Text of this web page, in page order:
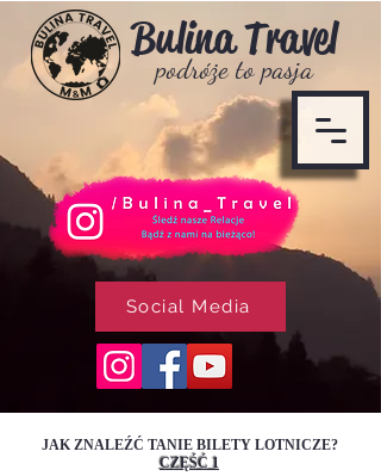
Bulina Travel
podróże to pasja
Social Media
JAK ZNALEŹĆ TANIE BILETY LOTNICZE?
CZĘŚĆ 1